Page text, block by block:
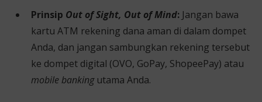
Prinsip Out of Sight, Out of Mind: Jangan bawa
kartu ATM rekening dana aman di dalam dompet
Anda, dan jangan sambungkan rekening tersebut
ke dompet digital (OVO, GoPay, ShopeePay) atau
mobile bankingutama Anda.